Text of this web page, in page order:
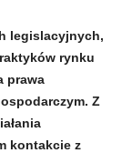
legislacyjnych,
rynku
prawa
Z
kontakcie z